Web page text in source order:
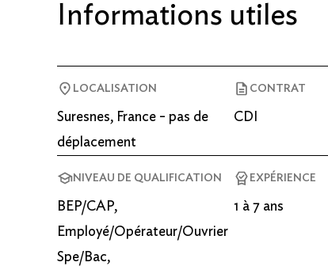
Informations utiles
LOCALISATION
Suresnes, France - pas de
déplacement
CONTRAT
CDI
NIVEAU DE QUALIFICATION
BEP/CAP,
Employé/Opérateur/Ouvrier
Spe/Bac,
EXPÉRIENCE
1 à 7 ans